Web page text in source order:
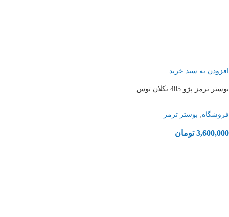
افزودن به سبد خرید
بوستر ترمز پژو 405 تکلان توس
فروشگاه, بوستر ترمز
3,600,000 تومان